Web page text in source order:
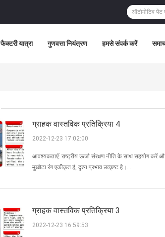
फैक्टरी यात्रा गुणवत्ता नियंत्रण हमसे संपर्क करें
ग्राहक वास्तविक प्रतिक्रिया 4
2022-12-23 17:02:00
आवश्यकताएँ: राष्ट्रीय ऊर्जा संरक्षण नीति के साथ सहयोग
मुखौटा रंग एकीकृत है, दृश्य प्रभाव उत्कृष्ट है।...
ग्राहक वास्तविक प्रतिक्रिया 3
2022-12-23 16:59:53